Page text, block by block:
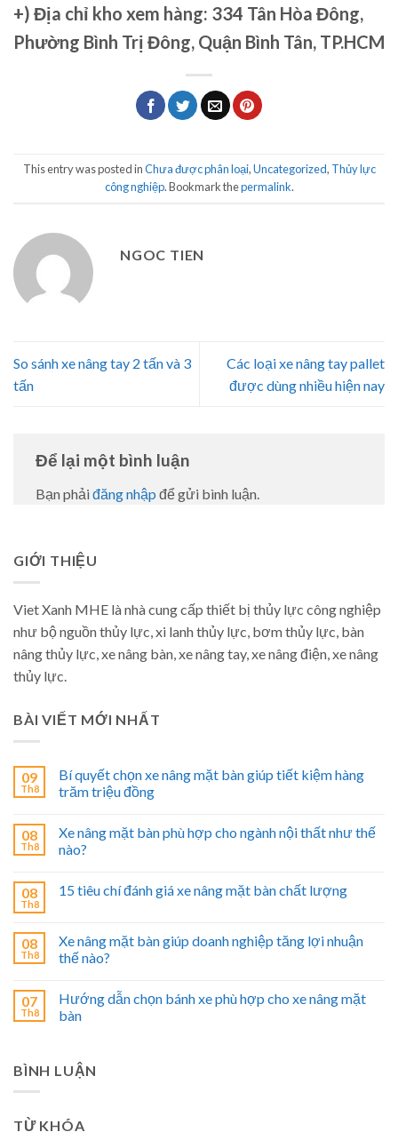
+) Địa chỉ kho xem hàng: 334 Tân Hòa Đông,
Phường Bình Trị Đông, Quận Bình Tân, TP.HCM
This entry was posted inChưa được phân loại,Uncategorized, Thủy lực
công nghiệp. Bookmark thepermalink.
NGOC TIEN
So sánh xe nâng tay 2 tấn và 3
tấn
Các loại xe nâng tay pallet
được dùng nhiều hiện nay
Để lại một bình luận
Bạn phải đăng nhập để gửi bình luận.
GIỚI THIỆU
Viet Xanh MHE là nhà cung cấp thiết bị thủy lực công nghiệp
như bộ nguồn thủy lực, xi lanh thủy lực, bơm thủy lực, bàn
nâng thủy lực, xe nâng bàn, xe nâng tay, xe nâng điện, xe nâng
thủy lực.
BÀI VIẾT MỚI NHẤT
09
Th8
Bí quyết chọn xe nâng mặt bàn giúp tiết kiệm hàng
trăm triệu đồng
08
Th8
Xe nâng mặt bàn phù hợp cho ngành nội thất như thế
nào?
08
Th8
15 tiêu chí đánh giá xe nâng mặt bàn chất lượng
08
Th8
Xe nâng mặt bàn giúp doanh nghiệp tăng lợi nhuận
thế nào?
07
Th8
Hướng dẫn chọn bánh xe phù hợp cho xe nâng mặt
bàn
BÌNH LUẬN
TỪ KHÓA